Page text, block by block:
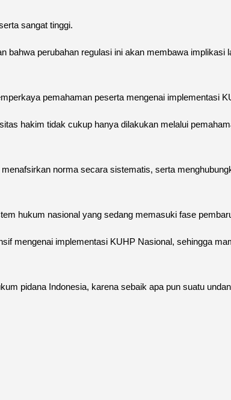
sangat tinggi.
perubahan regulasi ini akan membawa implikasi
pemahaman peserta mengenai implementasi
hakim tidak cukup hanya dilakukan melalui
norma secara sistematis, serta
hukum nasional yang sedang memasuki fase
mengenai implementasi KUHP Nasional, sehingga
pidana Indonesia, karena sebaik apa pun suatu